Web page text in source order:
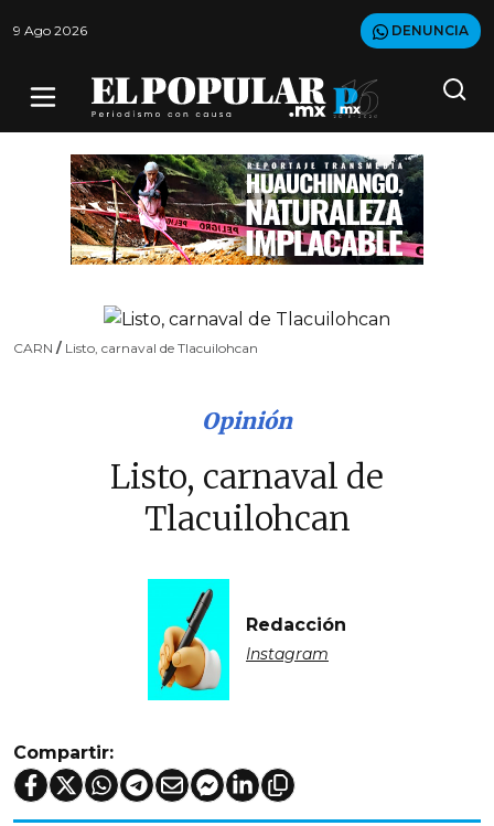
9 Ago 2026 DENUNCIA
CARN / Listo, carnaval de Tlacuilohcan
Opinión
Listo, carnaval de
Tlacuilohcan
Redacción
Instagram
Compartir: